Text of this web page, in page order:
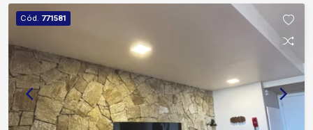
modulados; Cozinha com ilha, modulados e
cooktop; Área gourmet com pia, modulados, lava-
louça e churrasqueira; Quintal com piscina com
LED. Lavanderia com modulados e despensa.
Corredor externo nas duas laterais da casa, 4
vagas de garagem, sendo 2 cobertas; Amplo
armário externo para armazenamento.
Cód. 771581